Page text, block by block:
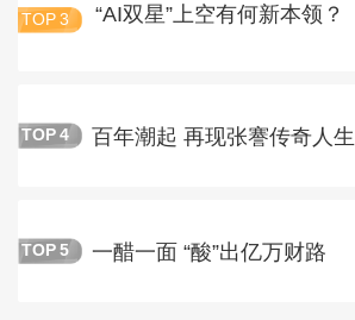
TOP 3 “AI双星”上空有何新本领？
TOP 4 百年潮起 再现张謇传奇人生
TOP 5 一醋一面 “酸”出亿万财路